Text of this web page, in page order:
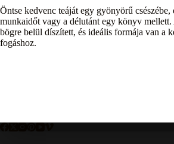
Öntse kedvenc teáját egy gyönyörű csészébe,
munkaidőt vagy a délutánt egy könyv
bögre belül díszített, és ideális formája van a
fogáshoz.